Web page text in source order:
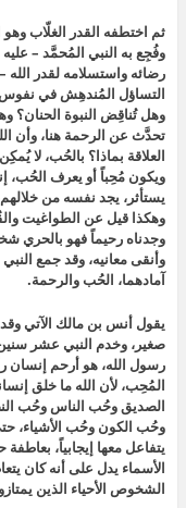
ثم اختطفه القدر الغلّاب
وفُجِع به النبي المُحمَّد –
رضائه واستسلامه لقدر الله
التساؤل المُندهِش في نفوس
وهل تُناقِض النبوة الحنان؟
تحدَّث عن الرحمة هنا، وأن
العلاقة بماذا؟ بالحُب، لا
ويكون مُحِباً أو يعرف الحُب،
يستأثر، يجد نفسه من
وهكذا قيل عن الطواغيت
وجدناه رحيماً فهو
وأنقى معانيه، وقد جمع
آمادهما، الحُب والرحمة.
يقول أنس بن مالك الآتي
صغير، وخدم النبي عشر
رسول الله، هو أرحم إنسان
المُحِب، لأن الله ما خلق
الصديق وحُب الناس وحُب
وحُب الكون وحُب الأشياء،
يتفاعل معها إيجابياً،
الأسماء يدل على أنه كان
الشخوص الأحياء الذين